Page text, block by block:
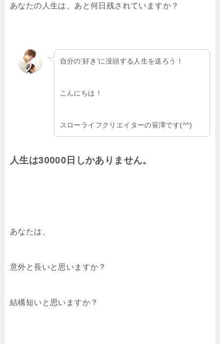
あなたの人生は、あと何日残されていますか？
自分の’好き’に没頭する人生を送ろう！
こんにちは！
スローライフクリエイターの笹澤です(^^)
人生は30000日しかありません。
あなたは、
意外と長いと思いますか？
結構短いと思いますか？